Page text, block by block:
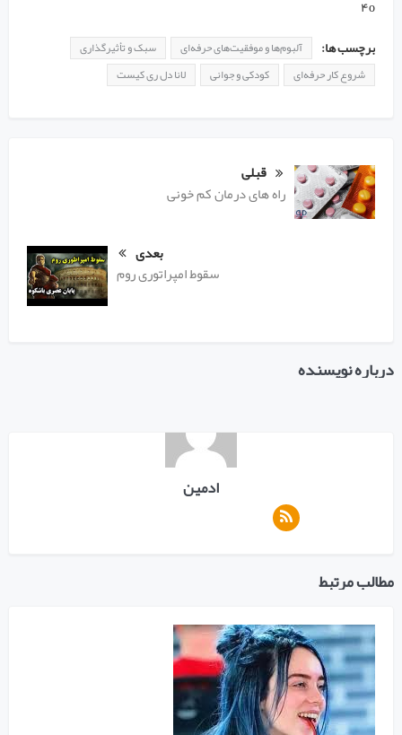
۴o
برچسب ها:
آلبوم‌ها و موفقیت‌های حرفه‌ای
سبک و تأثیرگذاری
شروع کار حرفه‌ای
کودکی و جوانی لانا دل ری کیست
قبلی
راه های درمان کم خونی
بعدی
سقوط امپراتوری روم
درباره نویسنده
ادمین
مطالب مرتبط